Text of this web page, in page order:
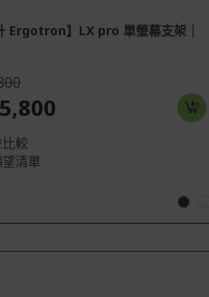
Ergotron】LX pro 單螢幕支架｜
較
清單